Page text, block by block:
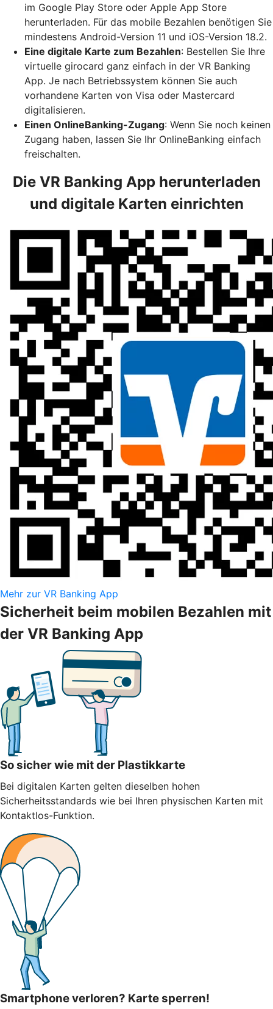
im Google Play Store oder Apple App Store
herunterladen. Für das mobile Bezahlen benötigen Sie
mindestens Android-Version 11 und iOS-Version 18.2.
Eine digitale Karte zum Bezahlen: Bestellen Sie Ihre
virtuelle girocard ganz einfach in der VR Banking
App. Je nach Betriebssystem können Sie auch
vorhandene Karten von Visa oder Mastercard
digitalisieren.
Einen OnlineBanking-Zugang: Wenn Sie noch keinen
Zugang haben, lassen Sie Ihr OnlineBanking einfach
freischalten.
Die VR Banking App herunterladen
und digitale Karten einrichten
Mehr zur VR Banking App
Sicherheit beim mobilen Bezahlen mit
der VR Banking App
So sicher wie mit der Plastikkarte
Bei digitalen Karten gelten dieselben hohen
Sicherheitsstandards wie bei Ihren physischen Karten mit
Kontaktlos-Funktion.
Smartphone verloren? Karte sperren!